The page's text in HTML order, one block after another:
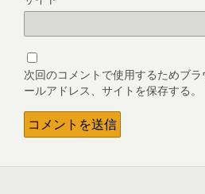
次回のコメントで使用するためブ
ールアドレス、サイトを保存する。